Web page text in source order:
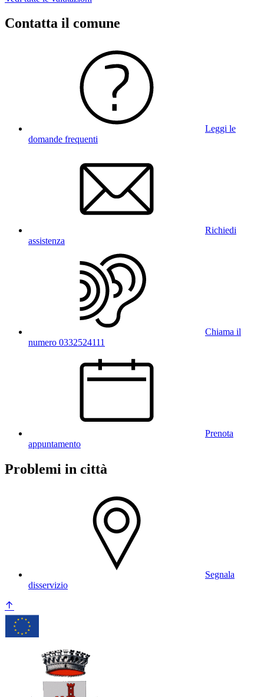
Contatta il comune
Leggi le
domande frequenti
Richiedi
assistenza
Chiama il
numero 0332524111
Prenota
appuntamento
Problemi in città
Segnala
disservizio